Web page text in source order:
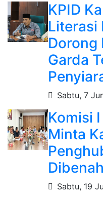
KPID
Literasi
Dorong
Garda
Sabtu, 7
Komisi
Minta
Sabtu, 19